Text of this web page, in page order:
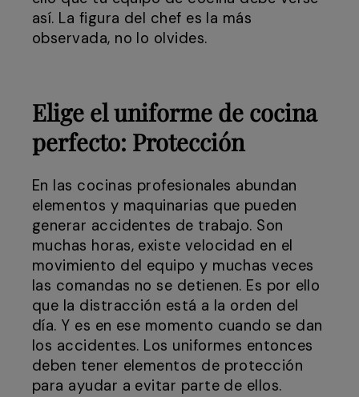
así. La figura del chef es la más
observada, no lo olvides.
Elige el uniforme de cocina
perfecto: Protección
En las cocinas profesionales abundan
elementos y maquinarias que pueden
generar accidentes de trabajo. Son
muchas horas, existe velocidad en el
movimiento del equipo y muchas veces
las comandas no se detienen. Es por ello
que la distracción está a la orden del
día. Y es en ese momento cuando se dan
los accidentes. Los uniformes entonces
deben tener elementos de protección
para ayudar a evitar parte de ellos.